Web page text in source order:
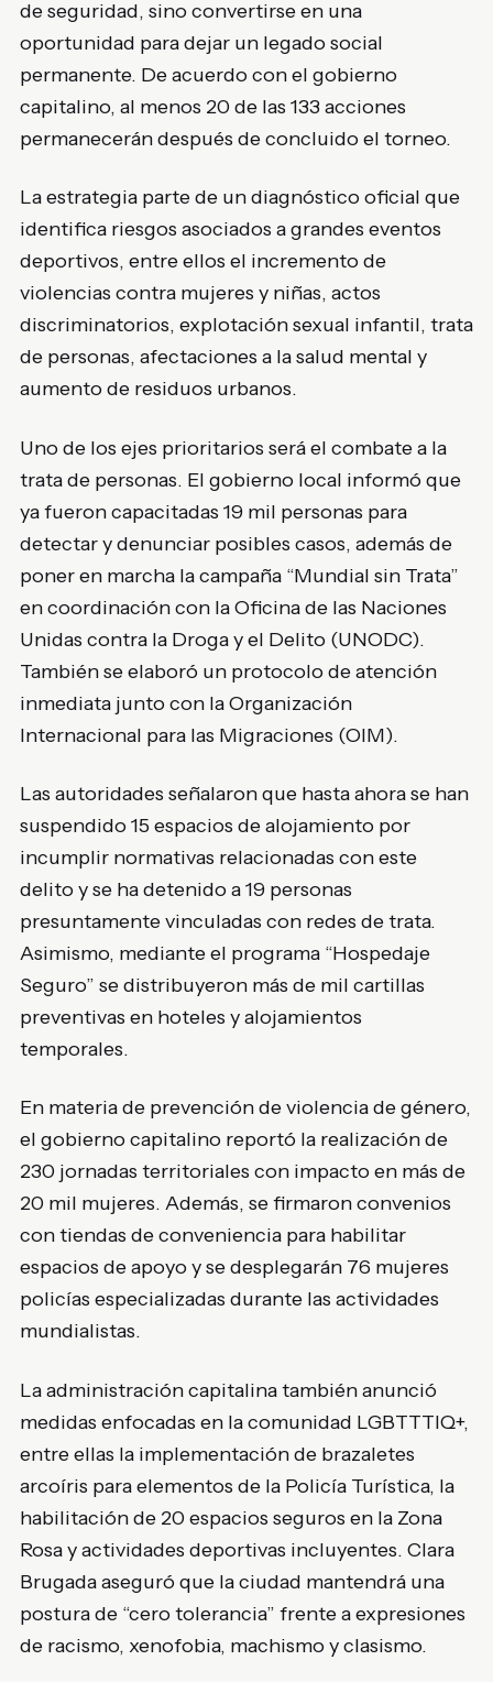
de seguridad, sino convertirse en una
oportunidad para dejar un legado social
permanente. De acuerdo con el gobierno
capitalino, al menos 20 de las 133 acciones
permanecerán después de concluido el torneo.
La estrategia parte de un diagnóstico oficial que
identifica riesgos asociados a grandes eventos
deportivos, entre ellos el incremento de
violencias contra mujeres y niñas, actos
discriminatorios, explotación sexual infantil, trata
de personas, afectaciones a la salud mental y
aumento de residuos urbanos.
Uno de los ejes prioritarios será el combate a la
trata de personas. El gobierno local informó que
ya fueron capacitadas 19 mil personas para
detectar y denunciar posibles casos, además de
poner en marcha la campaña “Mundial sin Trata”
en coordinación con la Oficina de las Naciones
Unidas contra la Droga y el Delito (UNODC).
También se elaboró un protocolo de atención
inmediata junto con la Organización
Internacional para las Migraciones (OIM).
Las autoridades señalaron que hasta ahora se han
suspendido 15 espacios de alojamiento por
incumplir normativas relacionadas con este
delito y se ha detenido a 19 personas
presuntamente vinculadas con redes de trata.
Asimismo, mediante el programa “Hospedaje
Seguro” se distribuyeron más de mil cartillas
preventivas en hoteles y alojamientos
temporales.
En materia de prevención de violencia de género,
el gobierno capitalino reportó la realización de
230 jornadas territoriales con impacto en más de
20 mil mujeres. Además, se firmaron convenios
con tiendas de conveniencia para habilitar
espacios de apoyo y se desplegarán 76 mujeres
policías especializadas durante las actividades
mundialistas.
La administración capitalina también anunció
medidas enfocadas en la comunidad LGBTTTIQ+,
entre ellas la implementación de brazaletes
arcoíris para elementos de la Policía Turística, la
habilitación de 20 espacios seguros en la Zona
Rosa y actividades deportivas incluyentes. Clara
Brugada aseguró que la ciudad mantendrá una
postura de “cero tolerancia” frente a expresiones
de racismo, xenofobia, machismo y clasismo.